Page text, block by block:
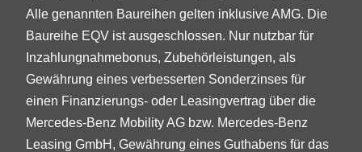
Alle genannten Baureihen gelten inklusive AMG. Die
Baureihe EQV ist ausgeschlossen. Nur nutzbar für
Inzahlungnahmebonus, Zubehörleistungen, als
Gewährung eines verbesserten Sonderzinses für
einen Finanzierungs- oder Leasingvertrag über die
Mercedes-Benz Mobility AG bzw. Mercedes-Benz
Leasing GmbH, Gewährung eines Guthabens für das